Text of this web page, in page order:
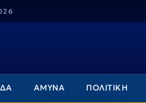
ΑΜΥΝΑ ΠΟΛΙΤΙΚΗ